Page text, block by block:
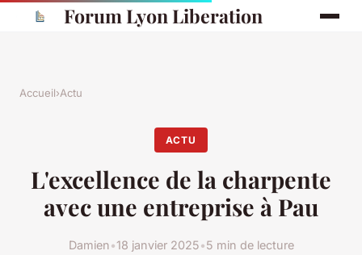
Forum Lyon Liberation
Accueil›Actu
ACTU
L'excellence de la charpente
avec une entreprise à Pau
Damien•18 janvier 2025•5 min de lecture